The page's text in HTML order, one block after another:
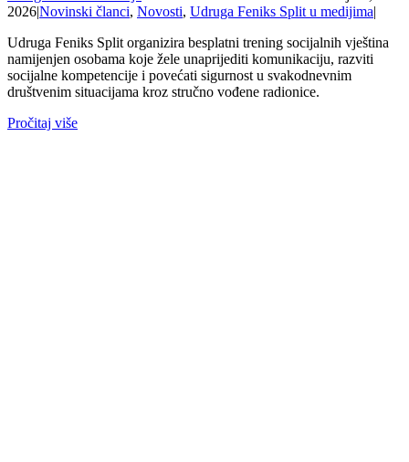
2026|Novinski članci, Novosti, Udruga Feniks Split u medijima|
Udruga Feniks Split organizira besplatni trening socijalnih vještina
namijenjen osobama koje žele unaprijediti komunikaciju, razviti
socijalne kompetencije i povećati sigurnost u svakodnevnim
društvenim situacijama kroz stručno vođene radionice.
Pročitaj više